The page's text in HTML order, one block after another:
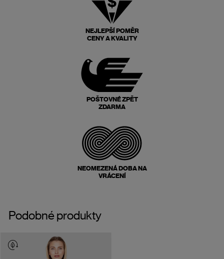
NEJLEPŠÍ POMĚR
CENY A KVALITY
POŠTOVNÉ ZPĚT
ZDARMA
NEOMEZENÁ DOBA NA
VRÁCENÍ
Podobné produkty